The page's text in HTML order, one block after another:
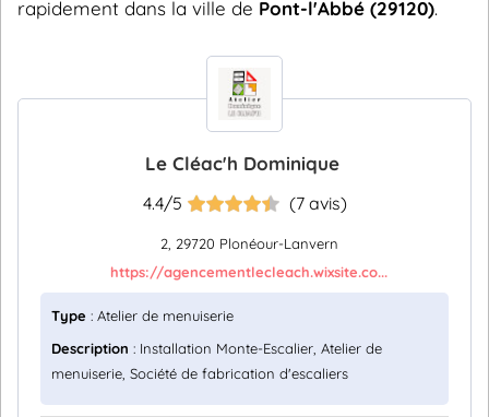
rapidement dans la ville de Pont-l'Abbé (29120).
Le Cléac'h Dominique
4.4/5 (7 avis)
2, 29720 Plonéour-Lanvern
https://agencementlecleach.wixsite.co...
Type : Atelier de menuiserie
Description : Installation Monte-Escalier, Atelier de
menuiserie, Société de fabrication d'escaliers